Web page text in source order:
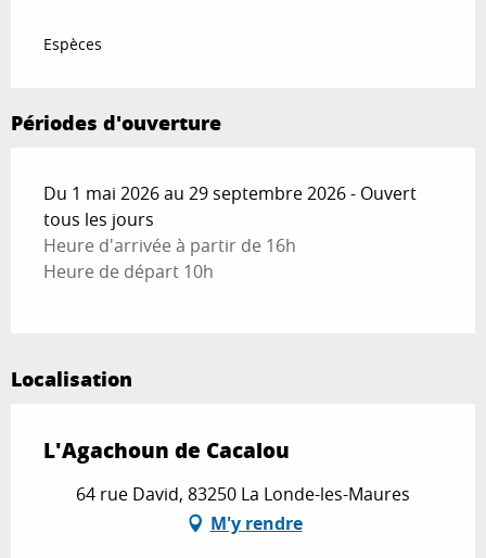
Espèces
Périodes d'ouverture
Du 1 mai 2026 au 29 septembre 2026 - Ouvert
tous les jours
Heure d'arrivée à partir de 16h
Heure de départ 10h
Localisation
L'Agachoun de Cacalou
64 rue David, 83250 La Londe-les-Maures
M'y rendre